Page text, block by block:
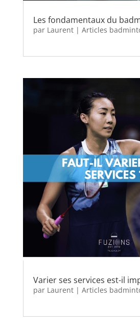
Les fondamentaux du
par Laurent| Articles
Varier ses services est-il
par Laurent| Articles